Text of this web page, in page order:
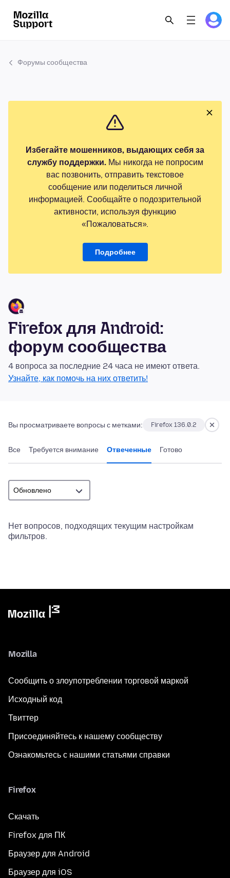
Форумы сообщества
Избегайте мошенников, выдающих себя за
службу поддержки.Мы никогда не попросим
вас позвонить, отправить текстовое
сообщение или поделиться личной
информацией. Сообщайте о подозрительной
активности, используя функцию
«Пожаловаться».
Подробнее
Firefox для Android:
форум сообщества
4 вопроса за последние 24 часа не имеют ответа.
Узнайте, как помочь на них ответить!
Вы просматриваете вопросы с метками: Firefox 136.0.2
Все Требуется внимание Отвеченные Готово
Нет вопросов, подходящих текущим настройкам
фильтров.
Mozilla
Сообщить о злоупотреблении торговой маркой
Исходный код
Твиттер
Присоединяйтесь к нашему сообществу
Ознакомьтесь с нашими статьями справки
Firefox
Скачать
Firefox для ПК
Браузер для Android
Браузер для iOS